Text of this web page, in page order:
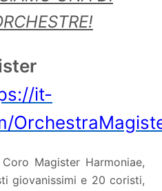
it-
Magister Harmoniae,
giovanissimi e 20 coristi,